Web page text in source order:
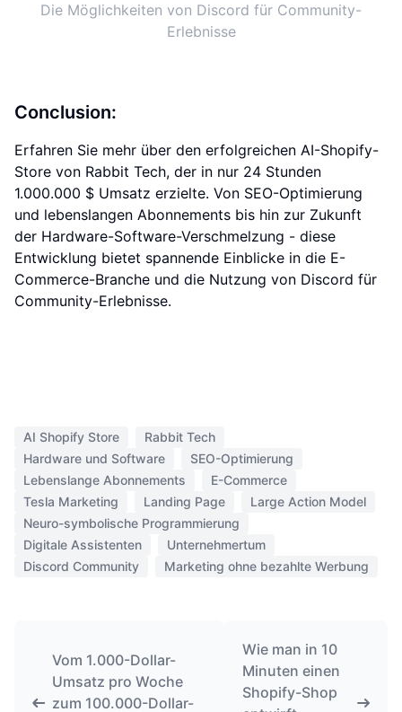
Die Möglichkeiten von Discord für Community-
Erlebnisse
Conclusion:
Erfahren Sie mehr über den erfolgreichen AI-Shopify-
Store von Rabbit Tech, der in nur 24 Stunden
1.000.000 $ Umsatz erzielte. Von SEO-Optimierung
und lebenslangen Abonnements bis hin zur Zukunft
der Hardware-Software-Verschmelzung - diese
Entwicklung bietet spannende Einblicke in die E-
Commerce-Branche und die Nutzung von Discord für
Community-Erlebnisse.
AI Shopify Store
Rabbit Tech
Hardware und Software
SEO-Optimierung
Lebenslange Abonnements
E-Commerce
Tesla Marketing
Landing Page
Large Action Model
Neuro-symbolische Programmierung
Digitale Assistenten
Unternehmertum
Discord Community
Marketing ohne bezahlte Werbung
Vom 1.000-Dollar-
Umsatz pro Woche
zum 100.000-Dollar-
Wie man in 10
Minuten einen
Shopify-Shop